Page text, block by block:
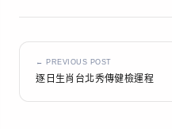
← PREVIOUS POST
逐日生肖台北秀傳健檢運程